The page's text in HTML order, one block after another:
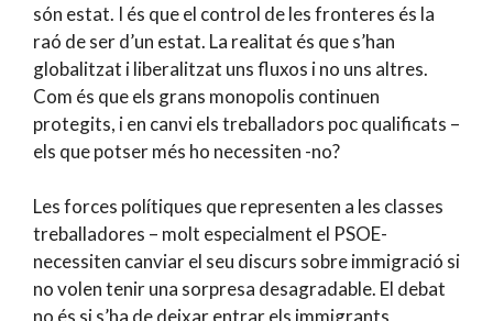
són estat. I és que el control de les fronteres és la
raó de ser d’un estat. La realitat és que s’han
globalitzat i liberalitzat uns fluxos i no uns altres.
Com és que els grans monopolis continuen
protegits, i en canvi els treballadors poc qualificats –
els que potser més ho necessiten -no?
Les forces polítiques que representen a les classes
treballadores – molt especialment el PSOE-
necessiten canviar el seu discurs sobre immigració si
no volen tenir una sorpresa desagradable. El debat
no és si s’ha de deixar entrar els immigrants